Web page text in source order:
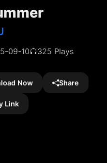
09-10 325 Plays
Now Share
Link